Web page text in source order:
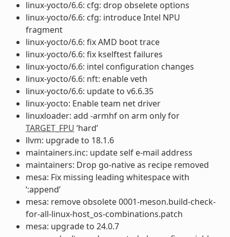
linux-yocto/6.6: cfg: drop obselete options
linux-yocto/6.6: cfg: introduce Intel NPU
fragment
linux-yocto/6.6: fix AMD boot trace
linux-yocto/6.6: fix kselftest failures
linux-yocto/6.6: intel configuration changes
linux-yocto/6.6: nft: enable veth
linux-yocto/6.6: update to v6.6.35
linux-yocto: Enable team net driver
linuxloader: add -armhf on arm only for
TARGET_FPU ‘hard’
llvm: upgrade to 18.1.6
maintainers.inc: update self e-mail address
maintainers: Drop go-native as recipe removed
mesa: Fix missing leading whitespace with
‘:append’
mesa: remove obsolete 0001-meson.build-check-
for-all-linux-host_os-combinations.patch
mesa: upgrade to 24.0.7